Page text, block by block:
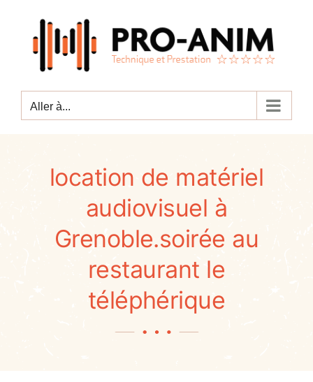
contenu
Aller à...
location de matériel
audiovisuel à
Grenoble.soirée au
restaurant le
téléphérique